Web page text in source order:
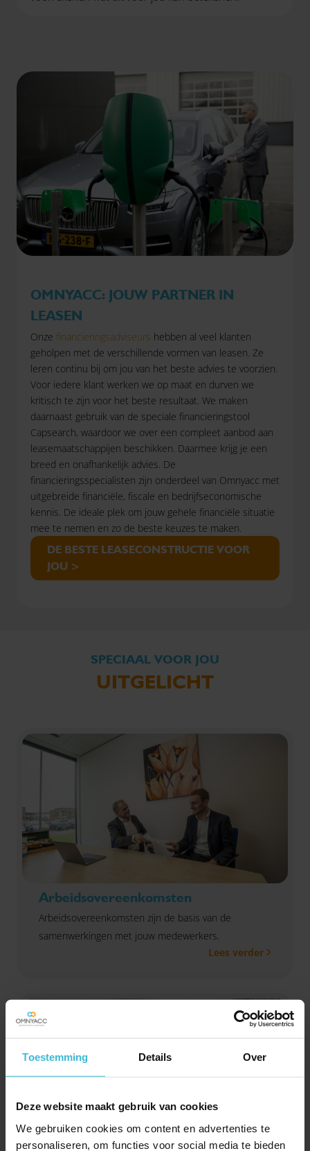
Toestemming Details Over
Deze website maakt gebruik van cookies
We gebruiken cookies om content en advertenties te
personaliseren, om functies voor social media te bieden
OMNYACC: JOUW PARTNER IN
LEASEN
Onze financieringsadviseurs hebben al veel klanten
geholpen met de verschillende vormen van leasen. Ze
leren continu bij om jou van het beste advies te voorzien.
Voor iedere klant werken we op maat en durven we
kritisch te zijn voor het beste resultaat. We maken
daarnaast gebruik van de speciale financieringstool
Capsearch, waardoor we over een compleet aanbod aan
leasemaatschappijen beschikken. Daarmee krijg je een
breed en onafhankelijk advies. De
financieringsspecialisten zijn onderdeel van Omnyacc met
uitgebreide financiële, fiscale en bedrijfseconomische
kennis. De ideale plek om jouw gehele financiële situatie
mee te nemen en zo de beste keuzes te maken.
DE BESTE LEASECONSTRUCTIE VOOR
JOU >
SPECIAAL VOOR JOU
UITGELICHT
Arbeidsovereenkomsten
Arbeidsovereenkomsten zijn de basis van de
samenwerkingen met jouw medewerkers.
Lees verder